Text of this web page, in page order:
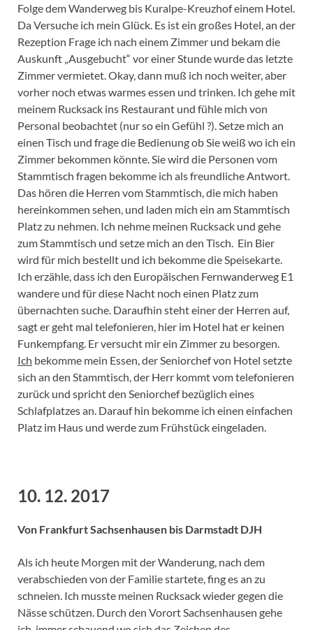
Folge dem Wanderweg bis Kuralpe-Kreuzhof einem Hotel.
Da Versuche ich mein Glück. Es ist ein großes Hotel, an der
Rezeption Frage ich nach einem Zimmer und bekam die
Auskunft „Ausgebucht“ vor einer Stunde wurde das letzte
Zimmer vermietet. Okay, dann muß ich noch weiter, aber
vorher noch etwas warmes essen und trinken. Ich gehe mit
meinem Rucksack ins Restaurant und fühle mich von
Personal beobachtet (nur so ein Gefühl ?). Setze mich an
einen Tisch und frage die Bedienung ob Sie weiß wo ich ein
Zimmer bekommen könnte. Sie wird die Personen vom
Stammtisch fragen bekomme ich als freundliche Antwort.
Das hören die Herren vom Stammtisch, die mich haben
hereinkommen sehen, und laden mich ein am Stammtisch
Platz zu nehmen. Ich nehme meinen Rucksack und gehe
zum Stammtisch und setze mich an den Tisch. Ein Bier
wird für mich bestellt und ich bekomme die Speisekarte.
Ich erzähle, dass ich den Europäischen Fernwanderweg E1
wandere und für diese Nacht noch einen Platz zum
übernachten suche. Daraufhin steht einer der Herren auf,
sagt er geht mal telefonieren, hier im Hotel hat er keinen
Funkempfang. Er versucht mir ein Zimmer zu besorgen.
Ich bekomme mein Essen, der Seniorchef von Hotel setzte
sich an den Stammtisch, der Herr kommt vom telefonieren
zurück und spricht den Seniorchef bezüglich eines
Schlafplatzes an. Darauf hin bekomme ich einen einfachen
Platz im Haus und werde zum Frühstück eingeladen.
10. 12. 2017
Von Frankfurt Sachsenhausen bis Darmstadt DJH
Als ich heute Morgen mit der Wanderung, nach dem
verabschieden von der Familie startete, fing es an zu
schneien. Ich musste meinen Rucksack wieder gegen die
Nässe schützen. Durch den Vorort Sachsenhausen gehe